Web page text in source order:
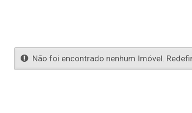
Não foi encontrado nenhum Imóvel.